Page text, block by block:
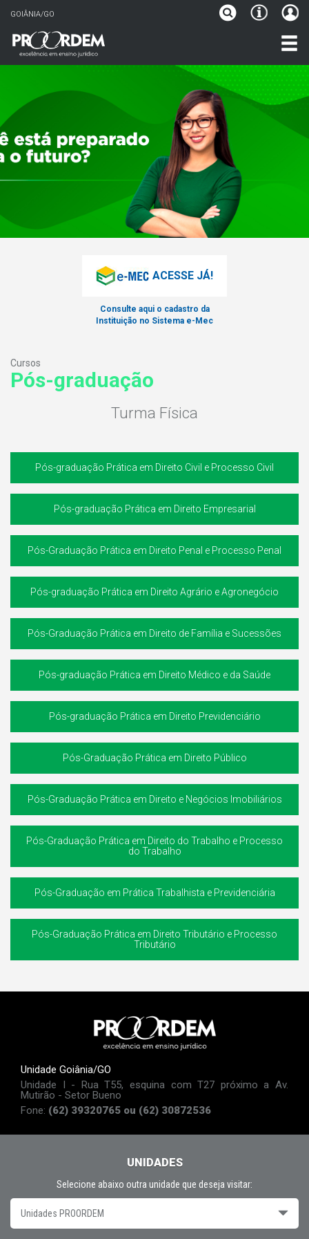
GOIÂNIA/GO
ACESSE JÁ!
Consulte aqui o cadastro da
Instituição no Sistema e-Mec
Cursos
Pós-graduação
Turma Física
Pós-graduação Prática em Direito Civil e Processo Civil
Pós-graduação Prática em Direito Empresarial
Pós-Graduação Prática em Direito Penal e Processo Penal
Pós-graduação Prática em Direito Agrário e Agronegócio
Pós-Graduação Prática em Direito de Família e Sucessões
Pós-graduação Prática em Direito Médico e da Saúde
Pós-graduação Prática em Direito Previdenciário
Pós-Graduação Prática em Direito Público
Pós-Graduação Prática em Direito e Negócios Imobiliários
Pós-Graduação Prática em Direito do Trabalho e Processo
do Trabalho
Pós-Graduação em Prática Trabalhista e Previdenciária
Pós-Graduação Prática em Direito Tributário e Processo
Tributário
Unidade Goiânia/GO
Unidade I - Rua T55, esquina com T27 próximo a Av.
Mutirão - Setor Bueno
Fone: (62) 39320765 ou (62) 30872536
UNIDADES
Selecione abaixo outra unidade que deseja visitar:
Unidades PROORDEM